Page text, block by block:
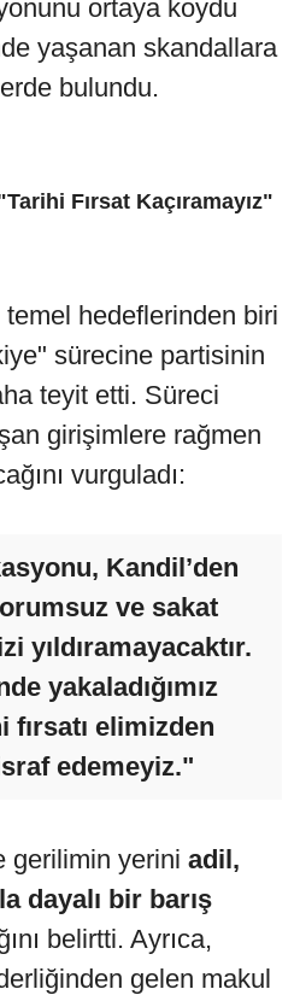
ortaya koydu
yaşanan skandallara
bulundu.
Fırsat Kaçıramayız"
hedeflerinden biri
sürecine partisinin
teyit etti. Süreci
girişimlere rağmen
vurguladı:
Kandil’den
ve sakat
yıldıramayacaktır.
yakaladığımız
elimizden
edemeyiz."
gerilimin yerini adil,
dayalı bir barış
belirtti. Ayrıca,
gelen makul